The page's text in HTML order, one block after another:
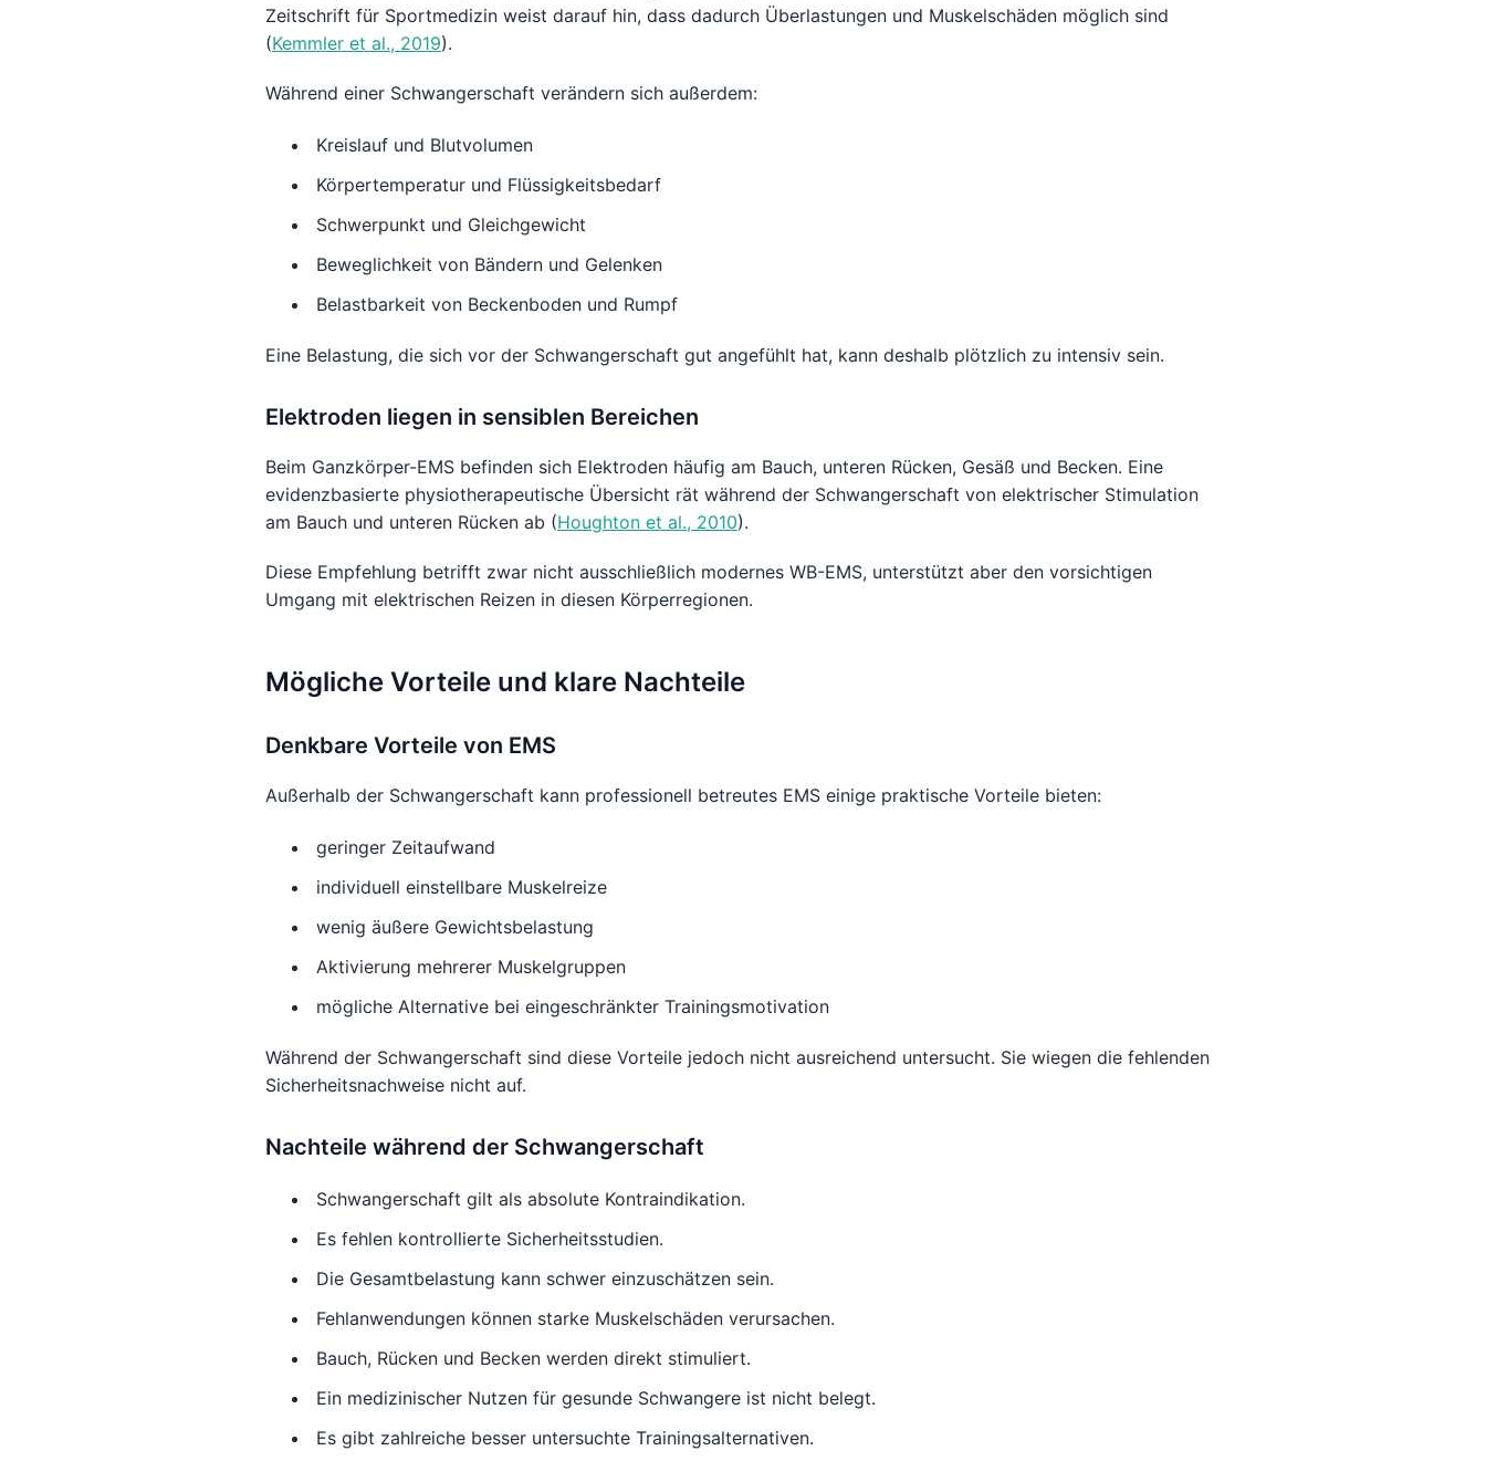
Zeitschrift für Sportmedizin weist darauf hin, dass dadurch Überlastungen und Muskelschäden möglich sind
(Kemmler et al., 2019).
Während einer Schwangerschaft verändern sich außerdem:
Kreislauf und Blutvolumen
Körpertemperatur und Flüssigkeitsbedarf
Schwerpunkt und Gleichgewicht
Beweglichkeit von Bändern und Gelenken
Belastbarkeit von Beckenboden und Rumpf
Eine Belastung, die sich vor der Schwangerschaft gut angefühlt hat, kann deshalb plötzlich zu intensiv sein.
Elektroden liegen in sensiblen Bereichen
Beim Ganzkörper-EMS befinden sich Elektroden häufig am Bauch, unteren Rücken, Gesäß und Becken. Eine
evidenzbasierte physiotherapeutische Übersicht rät während der Schwangerschaft von elektrischer Stimulation
am Bauch und unteren Rücken ab (Houghton et al., 2010).
Diese Empfehlung betrifft zwar nicht ausschließlich modernes WB-EMS, unterstützt aber den vorsichtigen
Umgang mit elektrischen Reizen in diesen Körperregionen.
Mögliche Vorteile und klare Nachteile
Denkbare Vorteile von EMS
Außerhalb der Schwangerschaft kann professionell betreutes EMS einige praktische Vorteile bieten:
geringer Zeitaufwand
individuell einstellbare Muskelreize
wenig äußere Gewichtsbelastung
Aktivierung mehrerer Muskelgruppen
mögliche Alternative bei eingeschränkter Trainingsmotivation
Während der Schwangerschaft sind diese Vorteile jedoch nicht ausreichend untersucht. Sie wiegen die fehlenden
Sicherheitsnachweise nicht auf.
Nachteile während der Schwangerschaft
Schwangerschaft gilt als absolute Kontraindikation.
Es fehlen kontrollierte Sicherheitsstudien.
Die Gesamtbelastung kann schwer einzuschätzen sein.
Fehlanwendungen können starke Muskelschäden verursachen.
Bauch, Rücken und Becken werden direkt stimuliert.
Ein medizinischer Nutzen für gesunde Schwangere ist nicht belegt.
Es gibt zahlreiche besser untersuchte Trainingsalternativen.